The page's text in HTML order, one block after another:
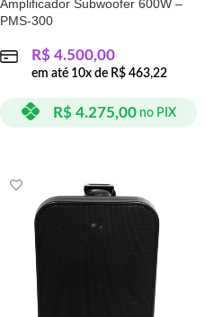
Amplificador Subwoofer 600W –
PMS-300
R$ 4.500,00
em até 10x de R$ 463,22
R$4.275,00 no PIX